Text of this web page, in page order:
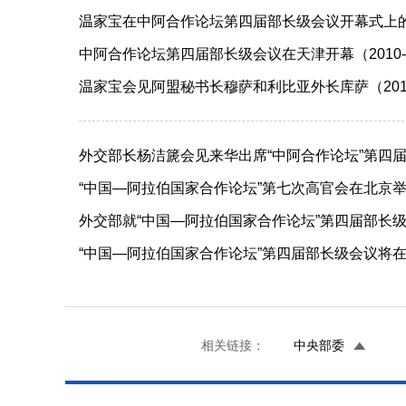
温家宝在中阿合作论坛第四届部长级会议开幕式上
中阿合作论坛第四届部长级会议在天津开幕（
温家宝会见阿盟秘书长穆萨和利比亚外长库萨（
外交部长杨洁篪会见来华出席“中阿合作论坛”第
“中国—阿拉伯国家合作论坛”第七次高官会在北京
外交部就“中国—阿拉伯国家合作论坛”第四届部长
“中国—阿拉伯国家合作论坛”第四届部长级会议将
相关链接： 中央部委